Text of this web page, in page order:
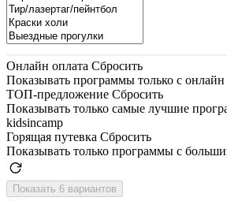
Онлайн оплата Сбросить
Показывать программы только с онлайн
ТОП-предложение Сбросить
Показывать только самые лучшие
kidsincamp
Горящая путевка Сбросить
Показывать только программы с
Показать 6 вариантов